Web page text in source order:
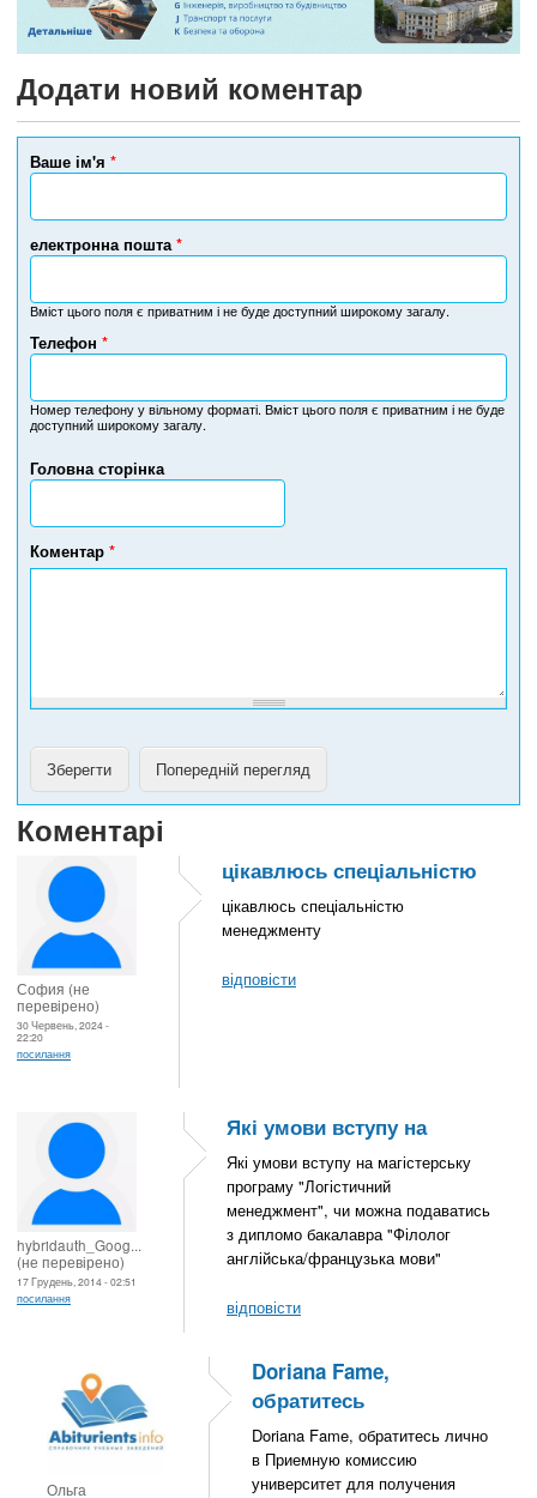
Додати новий коментар
Ваше ім'я *
електронна пошта*
Вміст цього поля є приватним і не буде доступний широкому загалу.
Головна сторінка
Телефон *
Н
м
е
т
л
е
ф
Номер телефону у вільному форматі. Вміст цього поля є приватним і не буде
доступний широкому загалу.
Коментар *
Коментарі
София (не
перевірено)
30 Червень, 2024 -
22:20
посилання
цікавлюсь спеціальністю
цікавлюсь спеціальністю
менеджменту
відповісти
hybridauth_Goog...
(не перевірено)
17 Грудень, 2014 - 02:51
посилання
Які умови вступу на
Які умови вступу на магістерську
програму "Логістичний
менеджмент", чи можна подаватись
з дипломо бакалавра "Філолог
англійська/французька мови"
відповісти
Ольга
Doriana Fame,
обратитесь
Doriana Fame, обратитесь лично
в Приемную комиссию
университет для получения